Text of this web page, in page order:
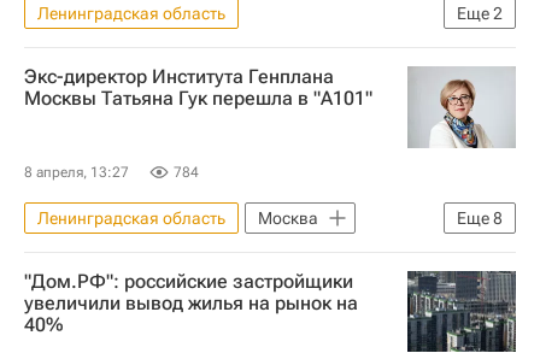
Еще2
Ленинградская область
Всеволожский район
Жилье
Экс-директор Института Генплана
Москвы Татьяна Гук перешла в "А101"
8 апреля, 13:27 784
Еще8
Ленинградская область
Москва
Новая Москва
Татьяна Гук
Юлиана Княжевская
Владимир Ефимов (Правительство Москвы)
"Дом.РФ": российские застройщики
увеличили вывод жилья на рынок на
40%